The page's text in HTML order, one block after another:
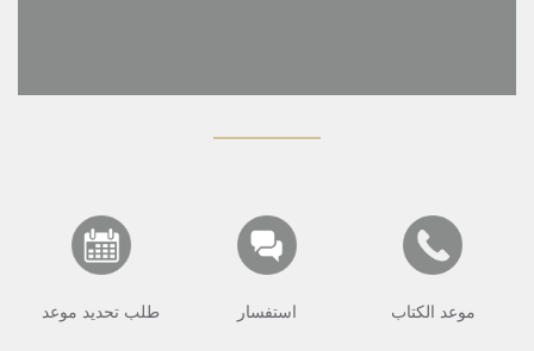
موعد الكتاب استفسار طلب تحديد موعد